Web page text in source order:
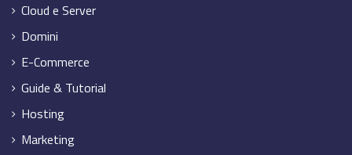
Cloud e Server
Domini
E-Commerce
Guide & Tutorial
Hosting
Marketing